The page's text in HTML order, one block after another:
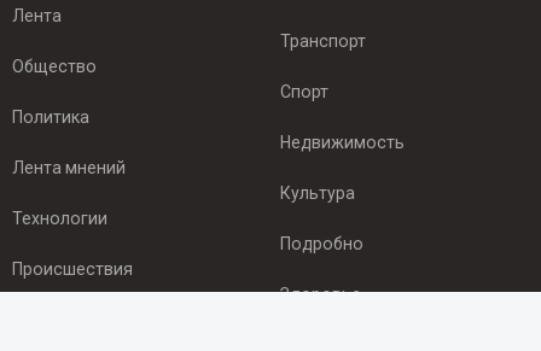
Лента
Общество
Политика
Лента мнений
Технологии
Происшествия
Транспорт
Спорт
Недвижимость
Культура
Подробно
Здоровье